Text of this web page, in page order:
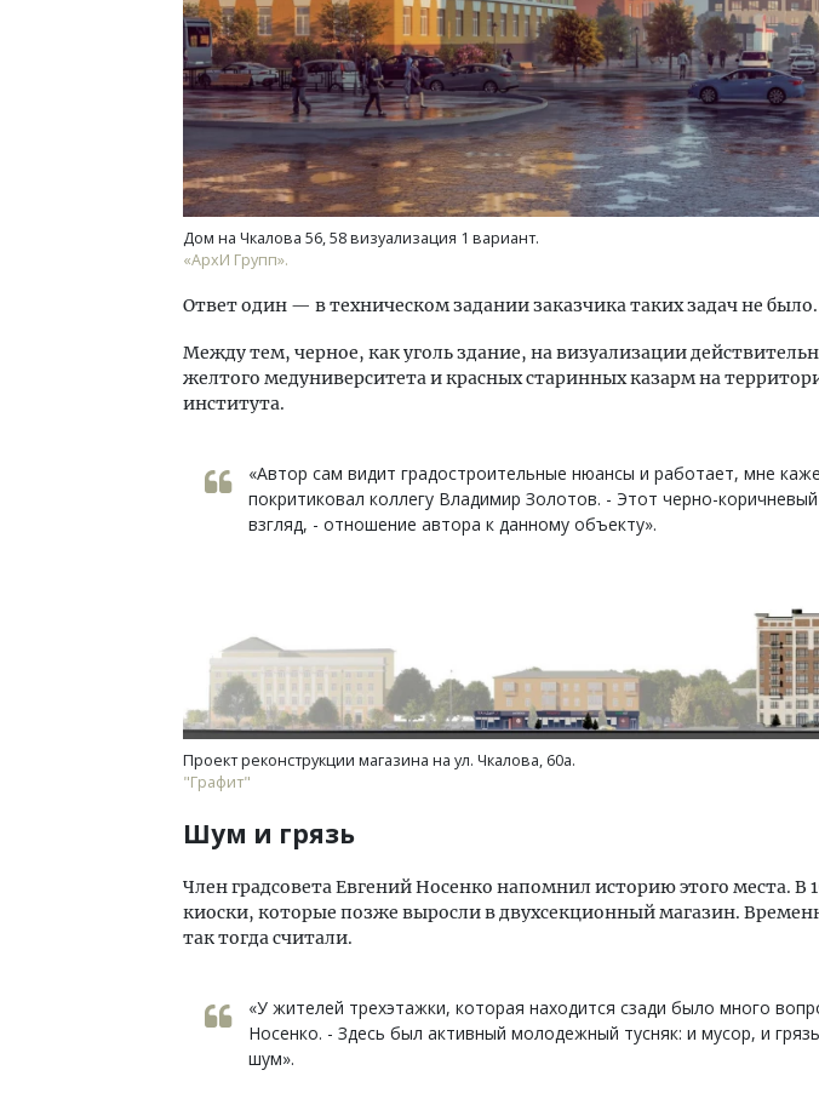
Дом на Чкалова 56, 58 визуализация 1 вариант.
«АрхИ Групп».
Ответ один — в техническом задании заказчика таких задач не было.
Между тем, черное, как уголь здание, на визуализации
желтого медуниверситета и красных старинных казарм на
института.
«Автор сам видит градостроительные нюансы и работает, мне
покритиковал коллегу Владимир Золотов. - Этот черно-
взгляд, - отношение автора к данному объекту».
Проект реконструкции магазина на ул. Чкалова, 60а.
"Графит"
Шум и грязь
Член градсовета Евгений Носенко напомнил историю этого места. В
киоски, которые позже выросли в двухсекционный магазин.
так тогда считали.
«У жителей трехэтажки, которая находится сзади было много
Носенко. - Здесь был активный молодежный тусняк: и мусор, и
шум».